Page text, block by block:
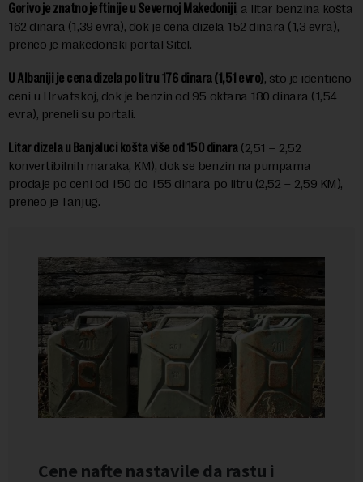
Gorivo je znatno jeftinije u Severnoj Makedoniji, a litar benzina košta
162 dinara (1,39 evra), dok je cena dizela 152 dinara (1,3 evra),
preneo je makedonski portal Sitel.
U Albaniji je cena dizela po litru 176 dinara (1,51 evro), što je identično
ceni u Hrvatskoj, dok je benzin od 95 oktana 180 dinara (1,54
evra), preneli su portali.
Litar dizela u Banjaluci košta više od 150 dinara(2,51 – 2,52
konvertibilnih maraka, KM), dok se benzin na pumpama
prodaje po ceni od 150 do 155 dinara po litru (2,52 – 2,59 KM),
preneo je Tanjug.